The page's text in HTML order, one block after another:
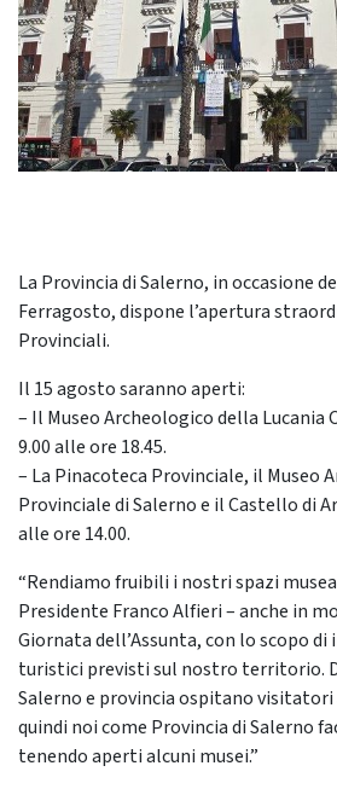
La Provincia di Salerno, in occasione
Ferragosto, dispone l’apertura
Provinciali.
Il 15 agosto saranno aperti:
– Il Museo Archeologico della Lucania
9.00 alle ore 18.45.
– La Pinacoteca Provinciale, il Museo
Provinciale di Salerno e il Castello di
alle ore 14.00.
“Rendiamo fruibili i nostri spazi
Presidente Franco Alfieri – anche in
Giornata dell’Assunta, con lo scopo
turistici previsti sul nostro territorio.
Salerno e provincia ospitano
quindi noi come Provincia di Salerno
tenendo aperti alcuni musei.”